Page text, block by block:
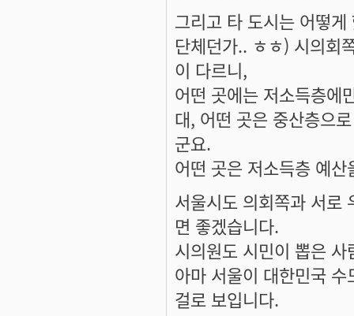
그리고 타 도시는 어떻
단체던가.. ㅎㅎ) 시의회
이 다르니,
어떤 곳에는 저소득층에
대, 어떤 곳은 중산층으
군요.
어떤 곳은 저소득층 예
서울시도 의회쪽과 서로
면 좋겠습니다.
시의원도 시민이 뽑은
아마 서울이 대한민국
걸로 보입니다.